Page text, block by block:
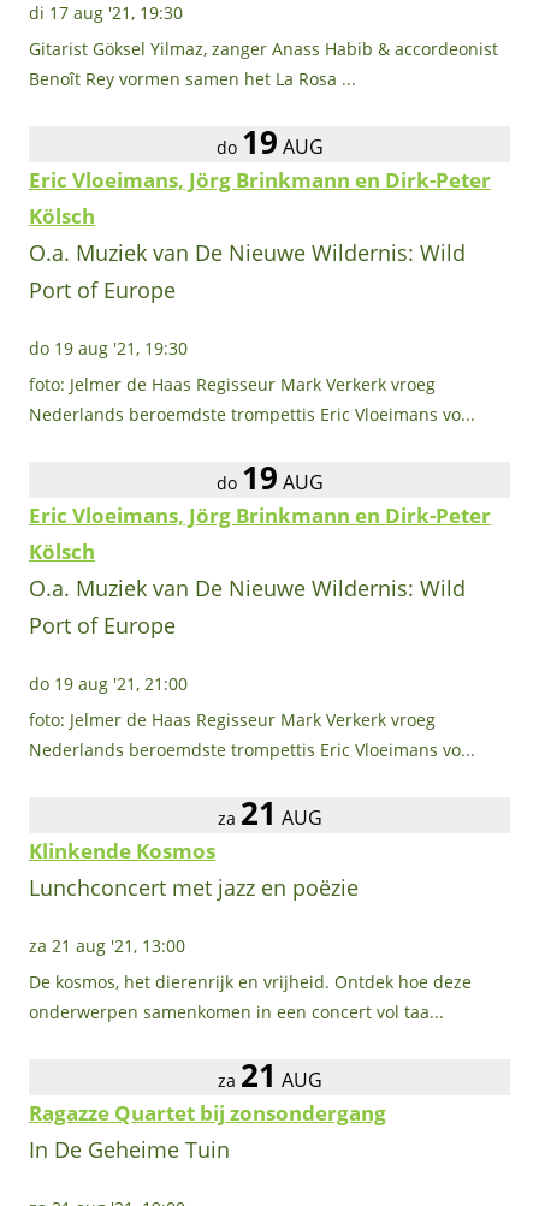
di 17 aug '21, 19:30
Gitarist Göksel Yilmaz, zanger Anass Habib & accordeonist
Benoît Rey vormen samen het La Rosa ...
do 19 AUG
Eric Vloeimans, Jörg Brinkmann en Dirk-Peter
Kölsch
O.a. Muziek van De Nieuwe Wildernis: Wild
Port of Europe
do 19 aug '21, 19:30
foto: Jelmer de Haas Regisseur Mark Verkerk vroeg
Nederlands beroemdste trompettis Eric Vloeimans vo...
do 19 AUG
Eric Vloeimans, Jörg Brinkmann en Dirk-Peter
Kölsch
O.a. Muziek van De Nieuwe Wildernis: Wild
Port of Europe
do 19 aug '21, 21:00
foto: Jelmer de Haas Regisseur Mark Verkerk vroeg
Nederlands beroemdste trompettis Eric Vloeimans vo...
za 21 AUG
Klinkende Kosmos
Lunchconcert met jazz en poëzie
za 21 aug '21, 13:00
De kosmos, het dierenrijk en vrijheid. Ontdek hoe deze
onderwerpen samenkomen in een concert vol taa...
za 21 AUG
Ragazze Quartet bij zonsondergang
In De Geheime Tuin